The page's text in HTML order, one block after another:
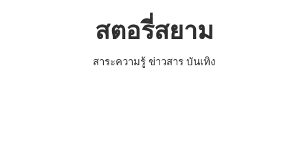
สตอรี่สยาม
สาระความรู้ ข่าวสาร บันเทิง